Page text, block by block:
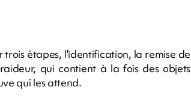
étapes, l'identification, la remise de
qui contient à la fois des objets
qui les attend.